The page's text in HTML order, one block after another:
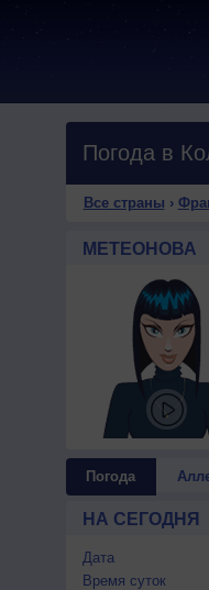
Погода в
Все страны ›
МЕТЕОНОВА
Погода
НА СЕГОДНЯ
Дата
Время суток